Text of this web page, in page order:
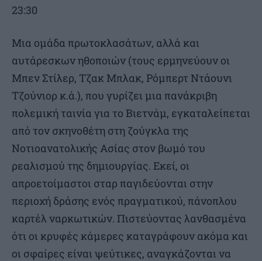
23:30
Μια ομάδα πρωτοκλασάτων, αλλά και
αυτάρεσκων ηθοποιών (τους ερμηνεύουν οι
Μπεν Στίλερ, Τζακ Μπλακ, Ρόμπερτ Ντάουνι
Τζούνιορ κ.ά.), που γυρίζει μια πανάκριβη
πολεμική ταινία για το Βιετνάμ, εγκαταλείπεται
από τον σκηνοθέτη στη ζούγκλα της
Νοτιοανατολικής Ασίας στον βωμό του
ρεαλισμού της δημιουργίας. Εκεί, οι
απροετοίμαστοι σταρ παγιδεύονται στην
περιοχή δράσης ενός πραγματικού, πάνοπλου
καρτέλ ναρκωτικών. Πιστεύοντας λανθασμένα
ότι οι κρυφές κάμερες καταγράφουν ακόμα και
οι σφαίρες είναι ψεύτικες, αναγκάζονται να